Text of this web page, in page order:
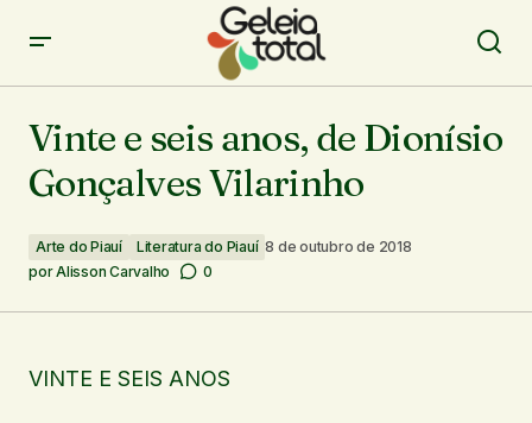
Vinte e seis anos, de Dionísio
Gonçalves Vilarinho
Arte do Piauí Literatura do Piauí 8 de outubro de 2018
porAlisson Carvalho 0
VINTE E SEIS ANOS